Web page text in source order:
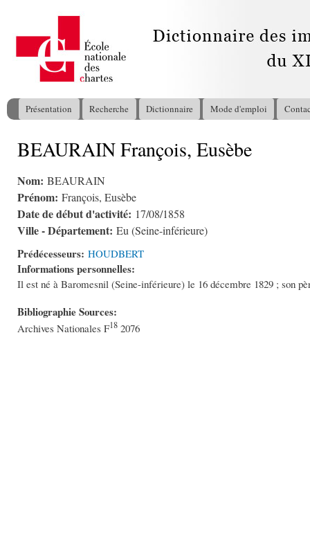
Menu principal
Présentation Recherche Dictionnaire Mode d'emploi
Vous êtes ici
BEAURAIN François, Eusèbe
Nom: BEAURAIN
Prénom: François, Eusèbe
Date de début d'activité: 17/08/1858
Ville - Département: Eu (Seine-inférieure)
Prédécesseurs: HOUDBERT
Informations personnelles:
Il est né à Baromesnil (Seine-inférieure) le 16 décembre 1829 ; son
Bibliographie Sources:
Archives Nationales F18 2076